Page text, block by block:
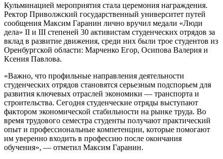
Кульминацией мероприятия стала церемония награждения.
Ректор Приволжский государственный университет путей
сообщения Максим Гаранин лично вручил медали «Люди
дела» II и III степеней 30 активистам студенческих отрядов за
вклад в развитие движения, среди них были трое студентов из
Оренбургской области: Марченко Егор, Осипова Валерия и
Ксения Павлова.
«Важно, что профильные направления деятельности
студенческих отрядов становятся серьезным подспорьем для
развития ключевых отраслей экономики — транспорта и
строительства. Сегодня студенческие отряды выступают
фактором экономической стабильности на рынке труда. Во
время трудового семестра студенты получают практический
опыт и профессиональные компетенции, которые помогают
им уверенно входить в профессию после окончания
обучения», — отметил Максим Гаранин.